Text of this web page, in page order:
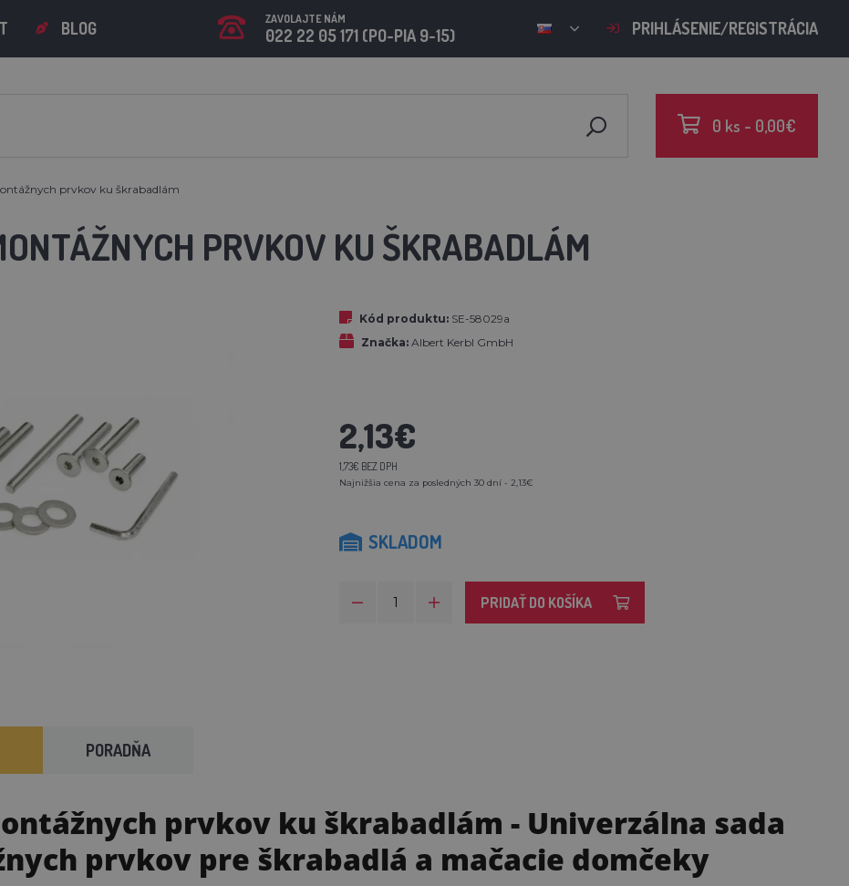
BLOG ZAVOLAJTE NÁM
022 22 05 171 (PO-PIA 9-15) PRIHLÁSENIE/REGISTRÁCIA
0 ks - 0,00€
prvkov ku škrabadlám
PRVKOV KU ŠKRABADLÁM
Kód produktu: SE-58029a
Značka: Albert Kerbl GmbH
2,13€
1,73€ BEZ DPH
Najnižšia cena za posledných 30 dní - 2,13€
SKLADOM
PRIDAŤ DO KOŠÍKA
PORADŇA
prvkov ku škrabadlám - Univerzálna sada
prvkov pre škrabadlá a mačacie domčeky